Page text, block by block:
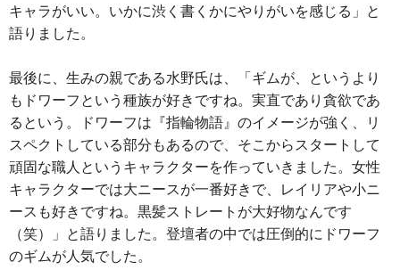
キャラがいい。いかに渋く書くかにやりがいを感じる」と
語りました。
最後に、生みの親である水野氏は、「ギムが、というより
もドワーフという種族が好きですね。実直であり貪欲であ
るという。ドワーフは『指輪物語』のイメージが強く、リ
スペクトしている部分もあるので、そこからスタートして
頑固な職人というキャラクターを作っていきました。女性
キャラクターでは大ニースが一番好きで、レイリアや小ニ
ースも好きですね。黒髪ストレートが大好物なんです
（笑）」と語りました。登壇者の中では圧倒的にドワーフ
のギムが人気でした。